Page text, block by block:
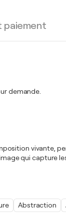
paiement
demande.
vivante,
qui capture
Abstraction